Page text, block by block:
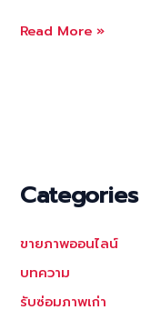
บริการ
ต่อ
แก้ไข
เก่า
รี
ทัช
Read More »
Categories
ขายภาพออนไลน์
บทความ
รับซ่อมภาพเก่า